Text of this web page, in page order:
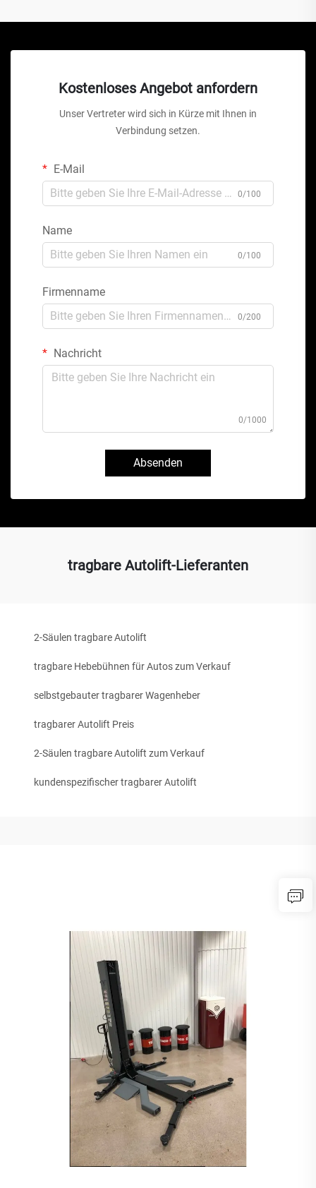
Kostenloses Angebot anfordern
Unser Vertreter wird sich in Kürze mit Ihnen in
Verbindung setzen.
E-Mail
0/100
Name
0/100
Firmenname
0/200
Nachricht
0/1000
Absenden
tragbare Autolift-Lieferanten
2-Säulen tragbare Autolift
tragbare Hebebühnen für Autos zum Verkauf
selbstgebauter tragbarer Wagenheber
tragbarer Autolift Preis
2-Säulen tragbare Autolift zum Verkauf
kundenspezifischer tragbarer Autolift